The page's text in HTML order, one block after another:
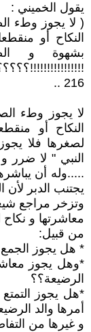
يقول الخميني :
( لا يجوز وطء
النكاح أو
بشهوة و
216 ..
لا يجوز وطء
النكاح أو
لصغرها فلا
النبي " لا ضرر
.....وله أن
يجتنب الدبر
وتزخر مراجع
معاشرتها و
من قبيل:
* هل يجوز
*وهل يجوز
الرضيعة؟؟
*هل يجوز
أمرها والد
و غيرها من